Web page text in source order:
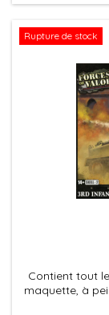
Rupture de stock
Contient tout
maquette, à